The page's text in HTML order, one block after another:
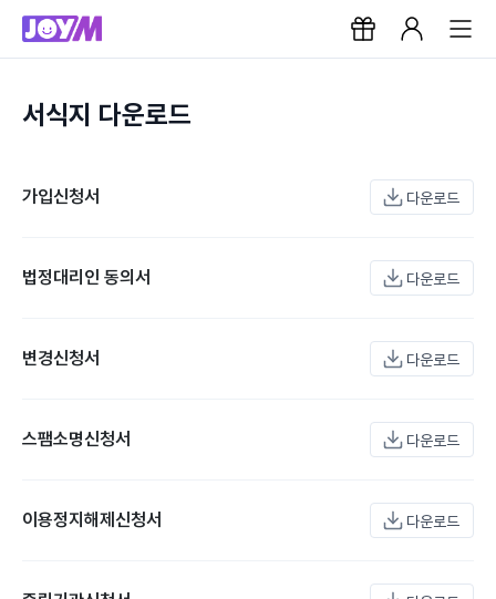
서식지 다운로드
가입신청서 다운로드
법정대리인 동의서 다운로드
변경신청서 다운로드
스팸소명신청서 다운로드
이용정지해제신청서 다운로드